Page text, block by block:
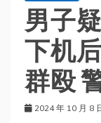
男子
下机
群殴
2024 年 10 月 8